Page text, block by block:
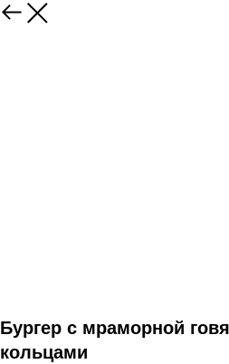
Бургер с мраморной
кольцами